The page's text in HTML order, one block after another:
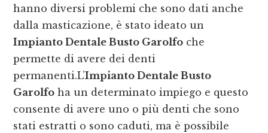
hanno diversi problemi che sono dati anche
dalla masticazione, è stato ideato un
Impianto Dentale Busto Garolfo che
permette di avere dei denti
permanenti.L’Impianto Dentale Busto
Garolfo ha un determinato impiego e questo
consente di avere uno o più denti che sono
stati estratti o sono caduti, ma è possibile